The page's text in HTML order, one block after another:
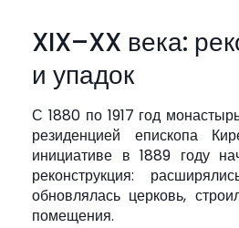
XIX–XX века:
и упадок
С 1880 по 1917 год
резиденцией епископа
инициативе в 1889 году
реконструкция:
обновлялась церковь,
помещения.